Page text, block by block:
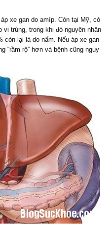
xe gan do amíp. Còn tại Mỹ, có
trùng, trong khi đó nguyên nhân
lại là do nấm. Nếu áp xe gan
“rầm rộ” hơn và bệnh cũng nguy